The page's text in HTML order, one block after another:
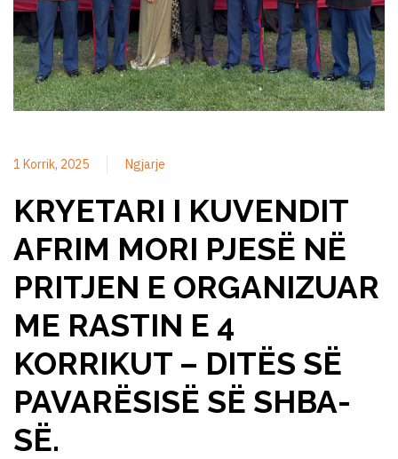
1 Korrik, 2025 Ngjarje
KRYETARI I KUVENDIT
AFRIM MORI PJESË NË
PRITJEN E ORGANIZUAR
ME RASTIN E 4
KORRIKUT – DITËS SË
PAVARËSISË SË SHBA-
SË.